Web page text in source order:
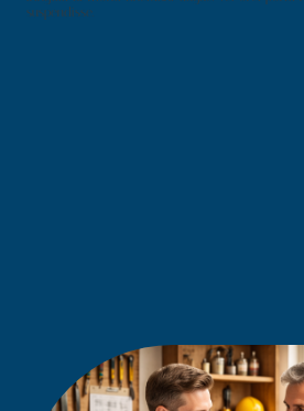
suspendisse.